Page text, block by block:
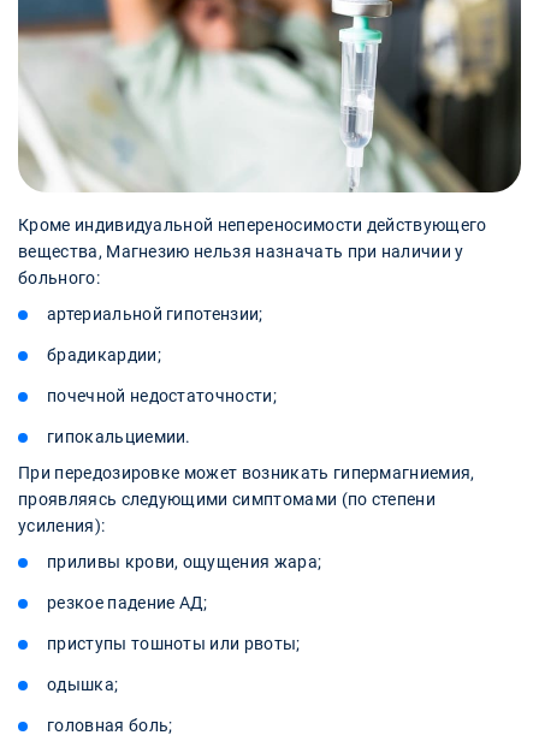
Кроме индивидуальной непереносимости действующего
вещества, Магнезию нельзя назначать при наличии у
больного:
артериальной гипотензии;
брадикардии;
почечной недостаточности;
гипокальциемии.
При передозировке может возникать гипермагниемия,
проявляясь следующими симптомами (по степени
усиления):
приливы крови, ощущения жара;
резкое падение АД;
приступы тошноты или рвоты;
одышка;
головная боль;